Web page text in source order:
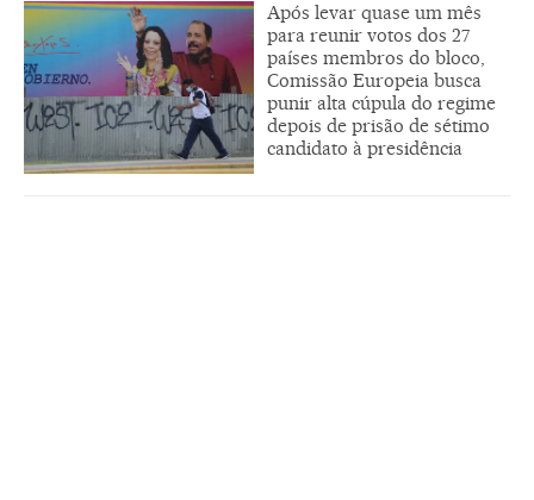
Após levar quase um mês
para reunir votos dos 27
países membros do bloco,
Comissão Europeia busca
punir alta cúpula do regime
depois de prisão de sétimo
candidato à presidência